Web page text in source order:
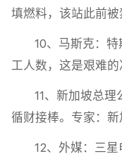
填燃料，该站此前被
10、马斯克：
工人数，这是艰难的
11、新加坡总
循财接棒。专家：新
12、外媒：三